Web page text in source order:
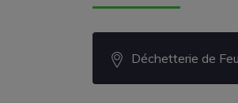
Déchetterie de